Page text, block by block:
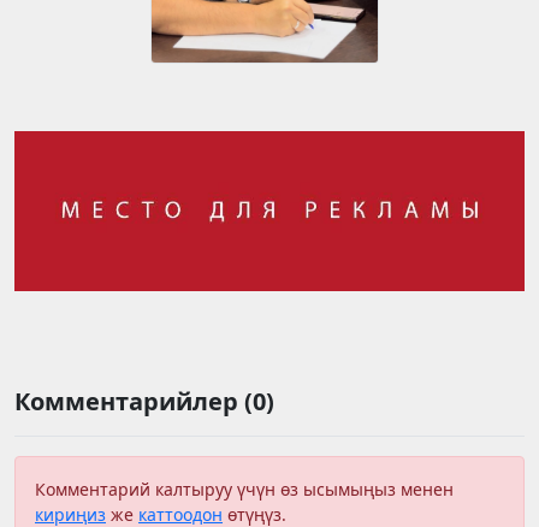
Комментарийлер (0)
Комментарий калтыруу үчүн өз ысымыңыз менен
кириңиз же каттоодон өтүңүз.